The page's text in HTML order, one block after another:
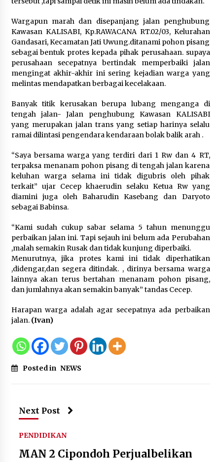
Bakteri Yogurt, Kenali Manfaatnya
untuk Kesehatan Pencernaan
8 Agustus 2026
Menjaga Kesuburan
8 Agustus 2026
Wamenhan Pimpin Prosesi
Pelantikan dan Sertijab Pejabat
Tinggi Kemhan
DPD Partai Gerakan Rakyat Kota
Tangerang Gelar Konsolidasi
Internal Jelang Pemilu 2029
8 Agustus 2026
Wargapun marah dan disepanjang jalan penghubung
Kawasan KALISABI, Kp.RAWACANA RT.02/03, Kelurahan
Gandasari, Kecamatan Jati Uwung.ditanami pohon pisang
sebagai bentuk protes kepada pihak perusahaan. supaya
perusahaan secepatnya bertindak memperbaiki jalan
mengingat akhir-akhir ini sering kejadian warga yang
melintas mendapatkan berbagai kecelakaan.
Banyak titik kerusakan berupa lubang menganga di
tengah jalan- Jalan penghubung Kawasan KALISABI
yang merupakan jalan trans yang setiap harinya selalu
ramai dilintasi pengendara kendaraan bolak balik arah .
“Saya bersama warga yang terdiri dari 1 Rw dan 4 RT,
terpaksa menanam pohon pisang di tengah jalan karena
keluhan warga selama ini tidak digubris oleh pihak
terkait” ujar Cecep khaerudin selaku Ketua Rw yang
diamini juga oleh Baharudin Kasebang dan Daryoto
sebagai Babinsa.
“Kami sudah cukup sabar selama 5 tahun menunggu
perbaikan jalan ini. Tapi sejauh ini belum ada Perubahan
,malah semakin Rusak dan tidak kunjung diperbaiki.
Menurutnya, jika protes kami ini tidak diperhatikan
,didengar,dan segera ditindak. , dirinya bersama warga
lainnya akan terus bertahan menanam pohon pisang,
dan jumlahnya akan semakin banyak” tandas Cecep.
Harapan warga adalah agar secepatnya ada perbaikan
jalan. (Ivan)
Posted in NEWS
Next Post
PENDIDIKAN
MAN 2 Cipondoh Perjualbelikan